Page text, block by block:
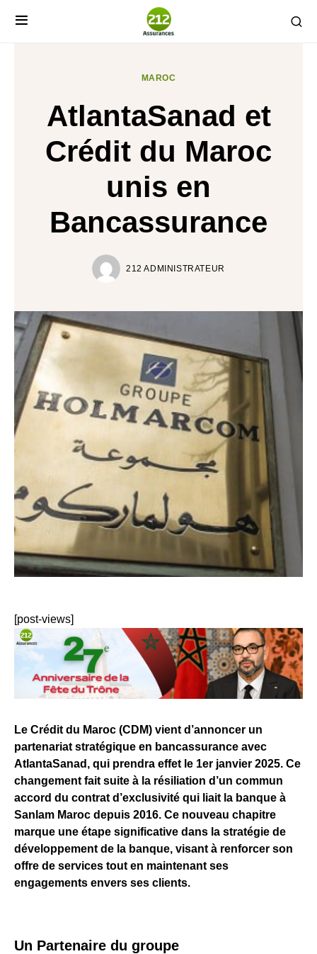
MAROC
AtlantaSanad et
Crédit du Maroc
unis en
Bancassurance
212 ADMINISTRATEUR
[post-views]
Le Crédit du Maroc (CDM) vient d’annoncer un
partenariat stratégique en bancassurance avec
AtlantaSanad, qui prendra effet le 1er janvier 2025. Ce
changement fait suite à la résiliation d’un commun
accord du contrat d’exclusivité qui liait la banque à
Sanlam Maroc depuis 2016. Ce nouveau chapitre
marque une étape significative dans la stratégie de
développement de la banque, visant à renforcer son
offre de services tout en maintenant ses
engagements envers ses clients.
Un Partenaire du groupe